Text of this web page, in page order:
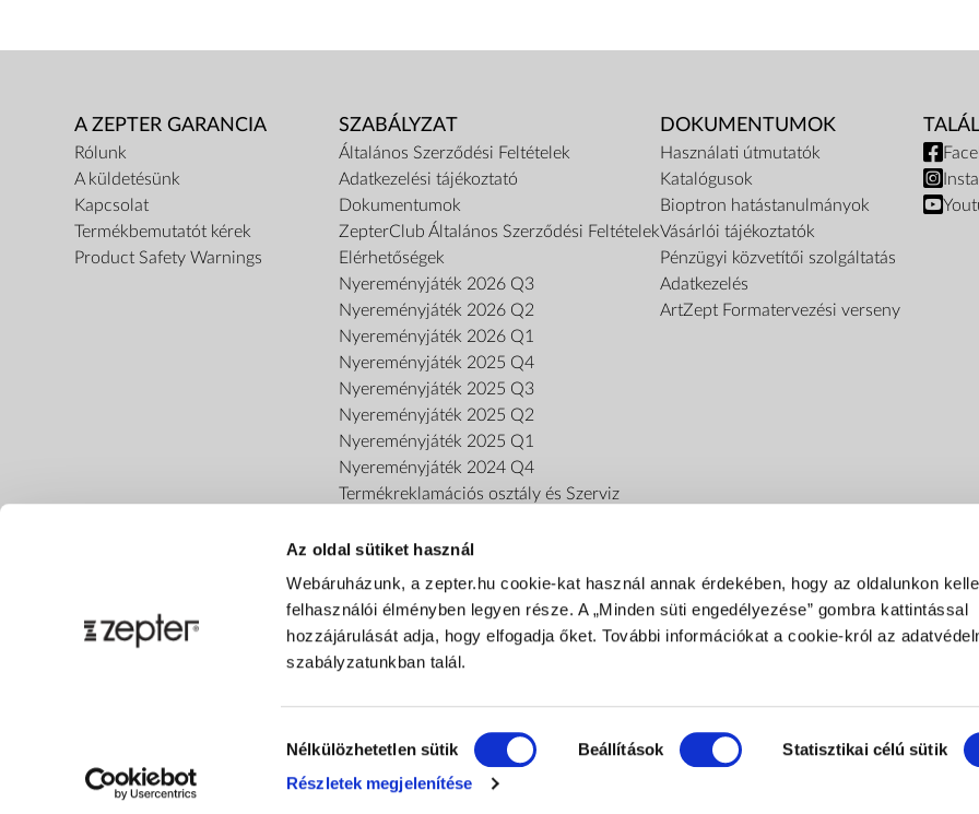
Az oldal sütiket használ
Webáruházunk, a zepter.hu cookie-kat használ annak érdekében, hogy az oldalunkon
felhasználói élményben legyen része. A „Minden süti engedélyezése” gombra kattintással
hozzájárulását adja, hogy elfogadja őket. További információkat a cookie-król az
szabályzatunkban talál.
kiválasztása
Nélkülözhetetlen sütik Beállítások Statisztikai célú sütik
Részletek megjelenítése
A ZEPTER GARANCIA
Rólunk
A küldetésünk
Kapcsolat
Termékbemutatót kérek
Product Safety Warnings
SZABÁLYZAT
Általános Szerződési Feltételek
Adatkezelési tájékoztató
Dokumentumok
ZepterClub Általános Szerződési Feltételek
Elérhetőségek
Nyereményjáték 2026 Q3
Nyereményjáték 2026 Q2
Nyereményjáték 2026 Q1
Nyereményjáték 2025 Q4
Nyereményjáték 2025 Q3
Nyereményjáték 2025 Q2
Nyereményjáték 2025 Q1
Nyereményjáték 2024 Q4
Termékreklamációs osztály és Szerviz
DOKUMENTUMOK
Használati útmutatók
Katalógusok
Bioptron hatástanulmányok
Vásárlói tájékoztatók
Pénzügyi közvetítői szolgáltatás
Adatkezelés
ArtZept Formatervezési verseny
FIZETÉSI MÓDOK
SZÁLLÍTÁSI MÓDOK